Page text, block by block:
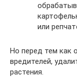
или
Но перед тем как
вредителей,
растения.